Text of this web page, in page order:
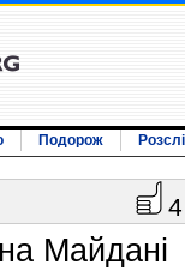
Подорож
4
Майдані